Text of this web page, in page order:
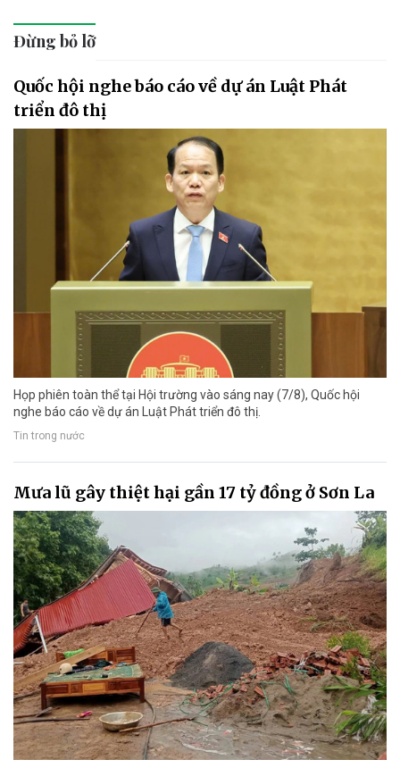
Đừng bỏ lỡ
Quốc hội nghe báo cáo về dự án Luật Phát
triển đô thị
Họp phiên toàn thể tại Hội trường vào sáng nay (7/8), Quốc hội
nghe báo cáo về dự án Luật Phát triển đô thị.
Tin trong nước
Mưa lũ gây thiệt hại gần 17 tỷ đồng ở Sơn La